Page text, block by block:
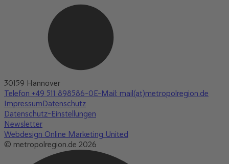
30159 Hannover
Telefon +49 511 898586-0E-Mail: mail(at)metropolregion.de
ImpressumDatenschutz
Datenschutz-Einstellungen
Newsletter
Webdesign Online Marketing United
© metropolregion.de 2026